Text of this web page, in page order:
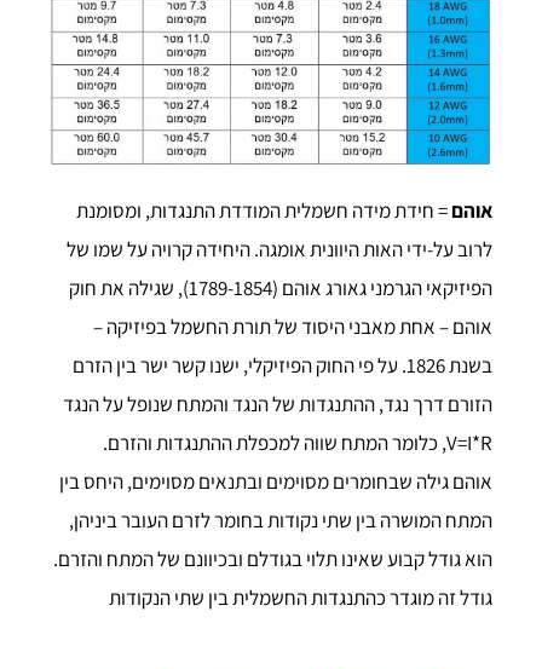
אוהם= חידת מידה חשמלית המודדת התנגדות, ומסומנת
לרוב על-ידי האות היוונית אומגה. היחידה קרויה על שמו של
הפיזיקאי הגרמני גאורג אוהם (1789-1854), שגילה את חוק
אוהם – אחת מאבני היסוד של תורת החשמל בפיזיקה –
בשנת 1826. על פי החוק הפיזיקלי, ישנו קשר ישר בין הזרם
הזורם דרך נגד, ההתנגדות של הנגד והמתח שנופל על הנגד
V=I*R, כלומר המתח שווה למכפלת ההתנגדות והזרם.
אוהם גילה שבחומרים מסוימים ובתנאים מסוימים, היחס בין
המתח המושרה בין שתי נקודות בחומר לזרם העובר ביניהן,
הוא גודל קבוע שאינו תלוי בגודלם ובכיוונם של המתח והזרם.
גודל זה מוגדר כהתנגדות החשמלית בין שתי הנקודות